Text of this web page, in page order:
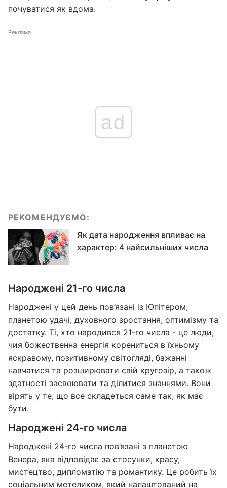
почуватися як вдома.
Реклама
ad
РЕКОМЕНДУЄМО:
Як дата народження впливає на
характер: 4 найсильніших числа
Народжені 21-го числа
Народжені у цей день пов’язані із Юпітером,
планетою удачі, духовного зростання, оптимізму та
достатку. Ті, хто народився 21-го числа - це люди,
чия божественна енергія корениться в їхньому
яскравому, позитивному світогляді, бажанні
навчатися та розширювати свій кругозір, а також
здатності засвоювати та ділитися знаннями. Вони
вірять у те, що все складеться саме так, як має
бути.
Народжені 24-го числа
Народжені 24-го числа пов’язані з планетою
Венера, яка відповідає за стосунки, красу,
мистецтво, дипломатію та романтику. Це робить їх
соціальним метеликом, який налаштований на